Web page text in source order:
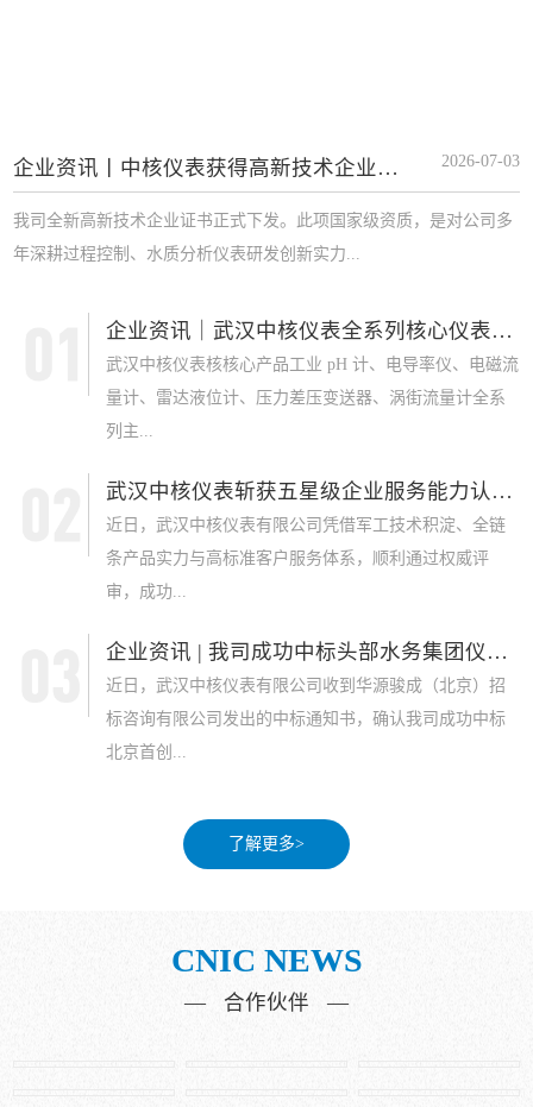
企业资讯丨中核仪表获得高新技术企业证书 2026-07-03
我司全新高新技术企业证书正式下发。此项国家级资质，是对公司多
年深耕过程控制、水质分析仪表研发创新实力...
企业资讯｜武汉中核仪表全系列核心仪表获 SI...
武汉中核仪表核核心产品工业 pH 计、电导率仪、电磁流
量计、雷达液位计、压力差压变送器、涡街流量计全系
列主...
武汉中核仪表斩获五星级企业服务能力认证，军...
近日，武汉中核仪表有限公司凭借军工技术积淀、全链
条产品实力与高标准客户服务体系，顺利通过权威评
审，成功...
企业资讯 | 我司成功中标头部水务集团仪表采...
近日，武汉中核仪表有限公司收到华源骏成（北京）招
标咨询有限公司发出的中标通知书，确认我司成功中标
北京首创...
了解更多>
CNIC NEWS
— 合作伙伴 —